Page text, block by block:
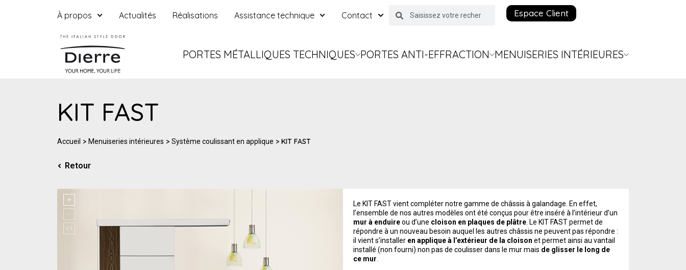
À propos Actualités Réalisations Assistance technique Contact Espace Client
PORTES MÉTALLIQUES TECHNIQUES PORTES ANTI-EFFRACTION MENUISERIES INTÉRIEURES
KIT FAST
Accueil > Menuiseries intérieures > Système coulissant en applique > KIT FAST
Retour
Le KIT FAST vient compléter notre gamme de châssis à galandage. En effet,
l’ensemble de nos autres modèles ont été conçus pour être inséré à l’intérieur d’un
mur à enduireou d’une cloison en plaques de plâtre . Le KIT FAST permet de
répondre à un nouveau besoin auquel les autres châssis ne peuvent pas répondre :
il vient s’installer en applique à l’extérieur de la cloison et permet ainsi au vantail
installé (non fourni) non pas de coulisser dans le mur mais de glisser le long de
ce mur